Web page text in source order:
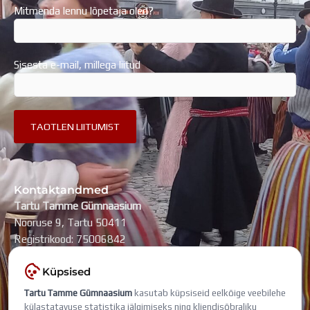
Mitmenda lennu lõpetaja oled?
Sisesta e-mail, millega liitud
Kontaktandmed
Tartu Tamme Gümnaasium
Nooruse 9, Tartu 50411
Registrikood: 75006842
KONTAKTID
SearchSearch
Küpsised
Tartu Tamme Gümnaasium kasutab küpsiseid eelkõige veebilehe
külastatavuse statistika jälgimiseks ning kliendisõbraliku